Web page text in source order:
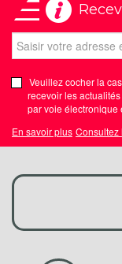
Veuillez cocher la
recevoir les
par voie électronique
En savoir plus Consultez